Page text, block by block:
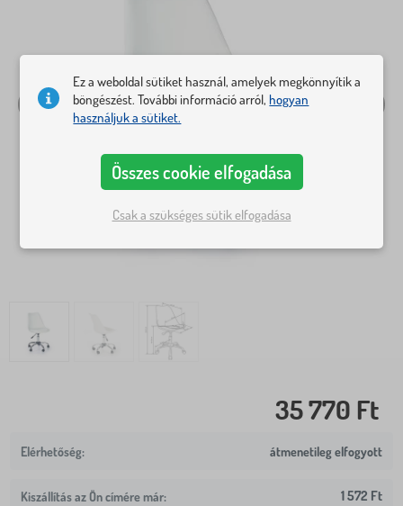
35 770 Ft
átmenetileg elfogyott
Kiszállítás az Ön címére már: 1 572 Ft
Ez a weboldal sütiket használ, amelyek megkönnyítik a
böngészést. További információ arról,hogyan
használjuk a sütiket.
Összes cookie elfogadása
Csak a szükséges sütik elfogadása